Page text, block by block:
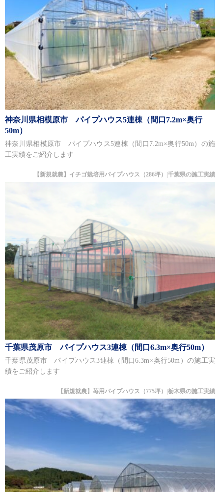
神奈川県相模原市 パイプハウス5連棟（間口7.2m×奥行
50m）
神奈川県相模原市 パイプハウス5連棟（間口7.2m×奥行50m）の施
工実績をご紹介します
【新規就農】イチゴ栽培用パイプハウス（286坪）|千葉県の施工実績
千葉県茂原市 パイプハウス3連棟（間口6.3m×奥行50m）
千葉県茂原市 パイプハウス3連棟（間口6.3m×奥行50m）の施工実
績をご紹介します
【新規就農】苺用パイプハウス（775坪）|栃木県の施工実績